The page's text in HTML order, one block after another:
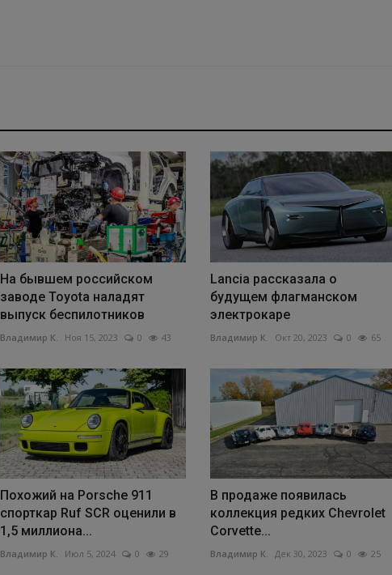
На бывшем российском
заводе Toyota наладят
выпуск беспилотников
Владимир К. Ноя 15, 2023 0 43
Lancia рассказала о
будущем флагманском
электрокаре
Владимир К. Окт 20, 2023 0 65
Похожий на Porsche 911
спорткар Ruf SCR оценили в
1,5 миллиона...
Владимир К. Июл 5, 2024 0 29
В продаже появилась
коллекция редких Chevrolet
Corvette...
Владимир К. Дек 30, 2023 0 25